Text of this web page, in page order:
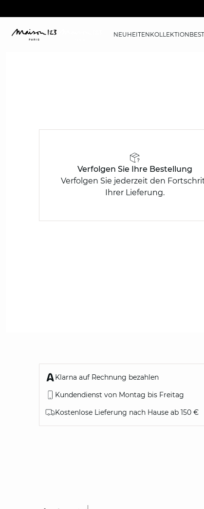
NEUHEITENKOLLEKTION
Verfolgen Sie Ihre Bestellung
Verfolgen Sie jederzeit den
Ihrer Lieferung.
Klarna auf Rechnung bezahlen
Kundendienst von Montag bis Freitag
Kostenlose Lieferung nach Hause ab 150 €